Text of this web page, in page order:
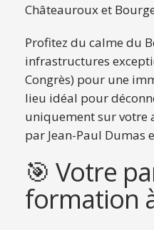
Châteauroux et
Profitez du calme du
infrastructures
Congrès) pour une
lieu idéal pour
uniquement sur votre
par Jean-Paul Dumas
🎯 Votre
formation